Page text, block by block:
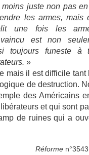
juste non pas
les armes, mais
une fois les
est non
toujours funeste à
»
mais il est difficile
de destruction.
des Américains
et qui sont
de ruines qui a
Réforme